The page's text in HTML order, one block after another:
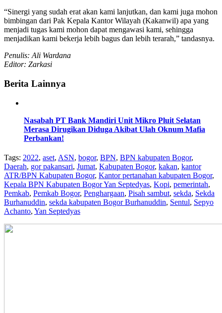
“Sinergi yang sudah erat akan kami lanjutkan, dan kami juga mohon
bimbingan dari Pak Kepala Kantor Wilayah (Kakanwil) apa yang
menjadi tugas kami mohon dapat mengawasi kami, sehingga
menjadikan kami bekerja lebih bagus dan lebih terarah,” tandasnya.
Penulis: Ali Wardana
Editor: Zarkasi
Berita Lainnya
Nasabah PT Bank Mandiri Unit Mikro Pluit Selatan
Merasa Dirugikan Diduga Akibat Ulah Oknum Mafia
Perbankan!
Tags: 2022, aset, ASN, bogor, BPN, BPN kabupaten Bogor,
Daerah, gor pakansari, Jumat, Kabupaten Bogor, kakan, kantor
ATR/BPN Kabupaten Bogor, Kantor pertanahan kabupaten Bogor,
Kepala BPN Kabupaten Bogor Yan Septedyas, Kopi, pemerintah,
Pemkab, Pemkab Bogor, Penghargaan, Pisah sambut, sekda, Sekda
Burhanuddin, sekda kabupaten Bogor Burhanuddin, Sentul, Sepyo
Achanto, Yan Septedyas